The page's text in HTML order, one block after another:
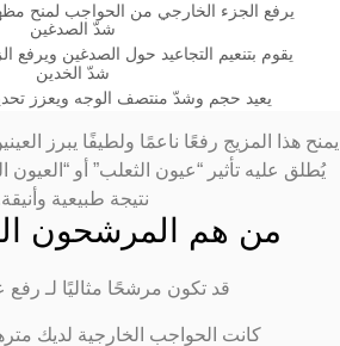
يرفع الجزء الخارجي من الحواجب لمنح
شدّ الصدغين
يقوم بتنعيم التجاعيد حول الصدغين ويرفع
شدّ الخدين
يعيد حجم وشدّ منتصف الوجه ويعزز
هذا المزيج رفعًا ناعمًا ولطيفًا يبرز
يُطلق عليه تأثير “عيون الثعلب” أو “العيون
نتيجة طبيعية وأنيقة.
من هم المرشحون
قد تكون مرشحًا مثاليًا لـ رفع
كانت الحواجب الخارجية لديك